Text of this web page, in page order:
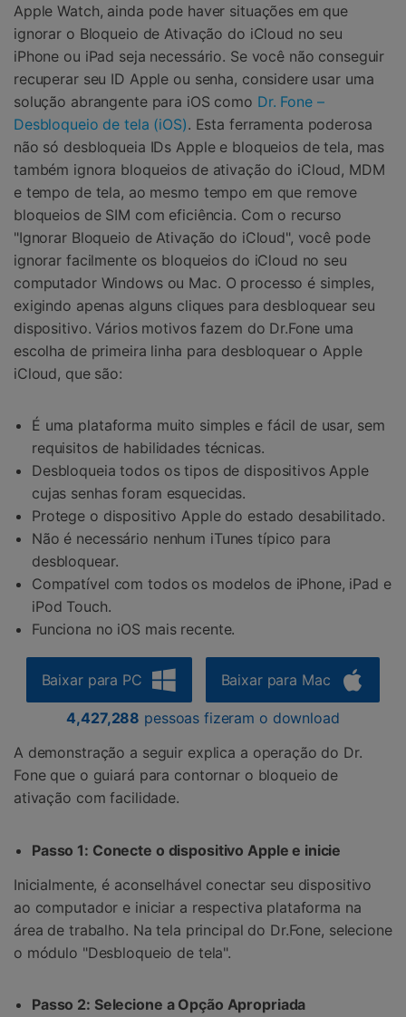
Apple Watch, ainda pode haver situações em que
ignorar o Bloqueio de Ativação do iCloud no seu
iPhone ou iPad seja necessário. Se você não conseguir
recuperar seu ID Apple ou senha, considere usar uma
solução abrangente para iOS como Dr. Fone –
Desbloqueio de tela (iOS). Esta ferramenta poderosa
não só desbloqueia IDs Apple e bloqueios de tela, mas
também ignora bloqueios de ativação do iCloud, MDM
e tempo de tela, ao mesmo tempo em que remove
bloqueios de SIM com eficiência. Com o recurso
"Ignorar Bloqueio de Ativação do iCloud", você pode
ignorar facilmente os bloqueios do iCloud no seu
computador Windows ou Mac. O processo é simples,
exigindo apenas alguns cliques para desbloquear seu
dispositivo. Vários motivos fazem do Dr.Fone uma
escolha de primeira linha para desbloquear o Apple
iCloud, que são:
É uma plataforma muito simples e fácil de usar, sem
requisitos de habilidades técnicas.
Desbloqueia todos os tipos de dispositivos Apple
cujas senhas foram esquecidas.
Protege o dispositivo Apple do estado desabilitado.
Não é necessário nenhum iTunes típico para
desbloquear.
Compatível com todos os modelos de iPhone, iPad e
iPod Touch.
Funciona no iOS mais recente.
Baixar para PC Baixar para Mac
4,427,288 pessoas fizeram o download
A demonstração a seguir explica a operação do Dr.
Fone que o guiará para contornar o bloqueio de
ativação com facilidade.
Passo 1: Conecte o dispositivo Apple e inicie
Inicialmente, é aconselhável conectar seu dispositivo
ao computador e iniciar a respectiva plataforma na
área de trabalho. Na tela principal do Dr.Fone, selecione
o módulo "Desbloqueio de tela".
Passo 2: Selecione a Opção Apropriada